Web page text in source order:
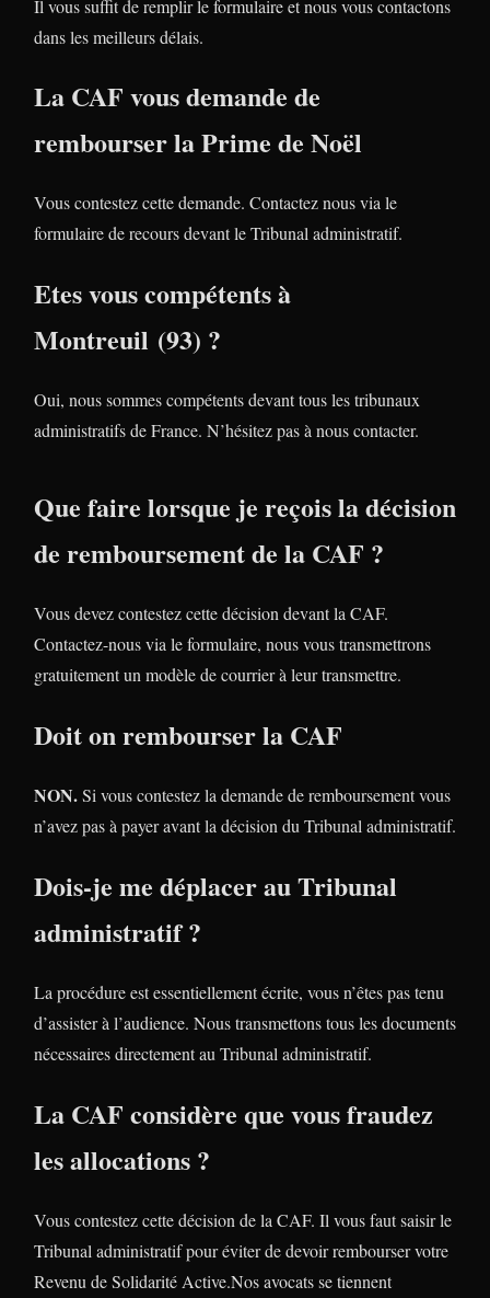
Il vous suffit de remplir le formulaire et nous vous contactons
dans les meilleurs délais.
La CAF vous demande de
rembourser la Prime de Noël
Vous contestez cette demande. Contactez nous via le
formulaire de recours devant le Tribunal administratif.
Etes vous compétents à
Montreuil (93) ?
Oui, nous sommes compétents devant tous les tribunaux
administratifs de France. N’hésitez pas à nous contacter.
Que faire lorsque je reçois la décision
de remboursement de la CAF ?
Vous devez contestez cette décision devant la CAF.
Contactez-nous via le formulaire, nous vous transmettrons
gratuitement un modèle de courrier à leur transmettre.
Doit on rembourser la CAF
NON.Si vous contestez la demande de remboursement vous
n’avez pas à payer avant la décision du Tribunal administratif.
Dois-je me déplacer au Tribunal
administratif ?
La procédure est essentiellement écrite, vous n’êtes pas tenu
d’assister à l’audience. Nous transmettons tous les documents
nécessaires directement au Tribunal administratif.
La CAF considère que vous fraudez
les allocations ?
Vous contestez cette décision de la CAF. Il vous faut saisir le
Tribunal administratif pour éviter de devoir rembourser votre
Revenu de Solidarité Active.Nos avocats se tiennent